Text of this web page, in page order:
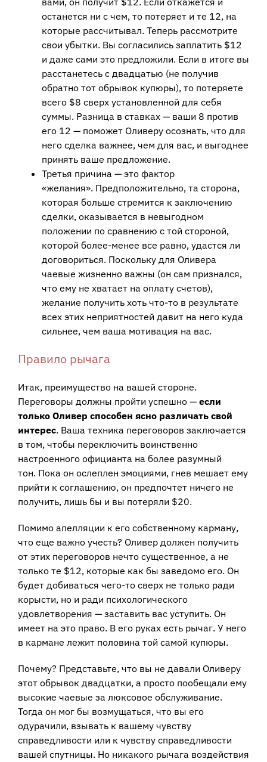
останется ни с чем, то потеряет и те 12, на
которые рассчитывал. Теперь рассмотрите
свои убытки. Вы согласились заплатить $12
и даже сами это предложили. Если в итоге вы
расстанетесь с двадцатью (не получив
обратно тот обрывок купюры), то потеряете
всего $8 сверх установленной для себя
суммы. Разница в ставках — ваши 8 против
его 12 — поможет Оливеру осознать, что для
него сделка важнее, чем для вас, и выгоднее
принять ваше предложение.
Третья причина — это фактор
«желания». Предположительно, та сторона,
которая больше стремится к заключению
сделки, оказывается в невыгодном
положении по сравнению с той стороной,
которой более-менее все равно, удастся ли
договориться. Поскольку для Оливера
чаевые жизненно важны (он сам признался,
что ему не хватает на оплату счетов),
желание получить хоть что-то в результате
всех этих неприятностей давит на него куда
сильнее, чем ваша мотивация на вас.
Правило рычага
Итак, преимущество на вашей стороне.
Переговоры должны пройти успешно — если
только Оливер способен ясно различать свой
интерес. Ваша техника переговоров заключается
в том, чтобы переключить воинственно
настроенного официанта на более разумный
тон. Пока он ослеплен эмоциями, гнев мешает ему
прийти к соглашению, он предпочтет ничего не
получить, лишь бы и вы потеряли $20.
Помимо апелляции к его собственному карману,
что еще важно учесть? Оливер должен получить
от этих переговоров нечто существенное, а не
только те $12, которые как бы заведомо его. Он
будет добиваться чего-то сверх не только ради
корысти, но и ради психологического
удовлетворения — заставить вас уступить. Он
имеет на это право. В его руках есть рычаг. У него
в кармане лежит половина той самой купюры.
Почему? Представьте, что вы не давали Оливеру
этот обрывок двадцатки, а просто пообещали ему
высокие чаевые за люксовое обслуживание.
Тогда он мог бы возмущаться, что вы его
одурачили, взывать к вашему чувству
справедливости или к чувству справедливости
вашей спутницы. Но никакого рычага воздействия